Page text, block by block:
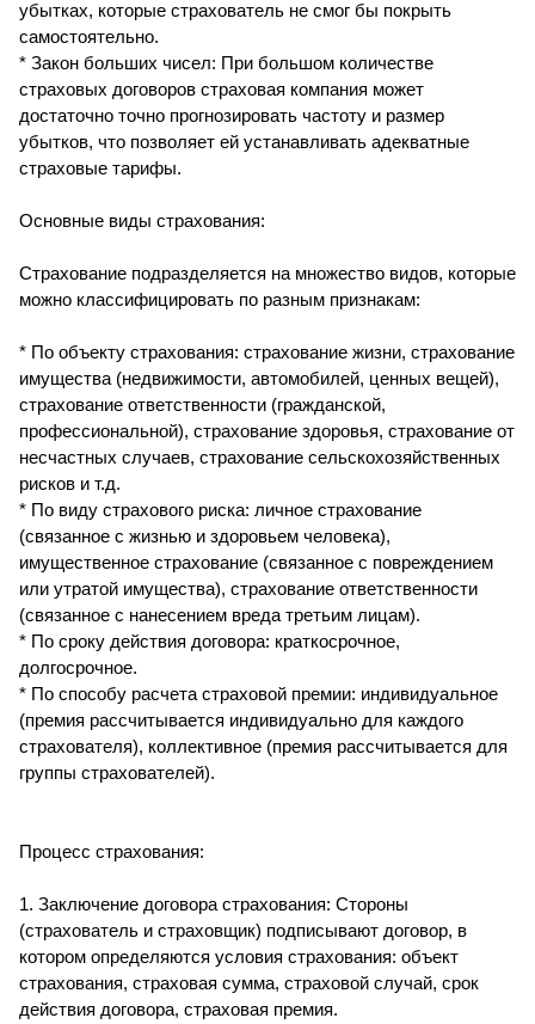
убытках, которые страхователь не смог бы покрыть
самостоятельно.
* Закон больших чисел: При большом количестве
страховых договоров страховая компания может
достаточно точно прогнозировать частоту и размер
убытков, что позволяет ей устанавливать адекватные
страховые тарифы.
Основные виды страхования:
Страхование подразделяется на множество видов, которые
можно классифицировать по разным признакам:
* По объекту страхования: страхование жизни, страхование
имущества (недвижимости, автомобилей, ценных вещей),
страхование ответственности (гражданской,
профессиональной), страхование здоровья, страхование от
несчастных случаев, страхование сельскохозяйственных
рисков и т.д.
* По виду страхового риска: личное страхование
(связанное с жизнью и здоровьем человека),
имущественное страхование (связанное с повреждением
или утратой имущества), страхование ответственности
(связанное с нанесением вреда третьим лицам).
* По сроку действия договора: краткосрочное,
долгосрочное.
* По способу расчета страховой премии: индивидуальное
(премия рассчитывается индивидуально для каждого
страхователя), коллективное (премия рассчитывается для
группы страхователей).
Процесс страхования:
1. Заключение договора страхования: Стороны
(страхователь и страховщик) подписывают договор, в
котором определяются условия страхования: объект
страхования, страховая сумма, страховой случай, срок
действия договора, страховая премия.